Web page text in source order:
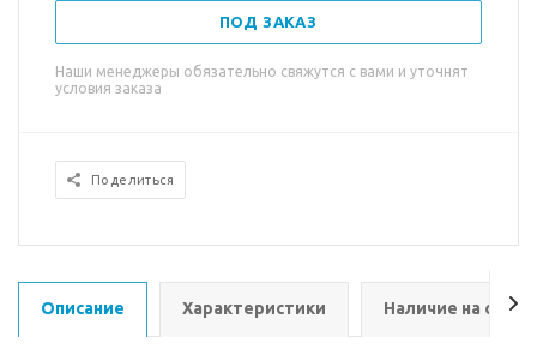
ПОД ЗАКАЗ
Наши менеджеры обязательно свяжутся с вами и уточнят
условия заказа
Поделиться
Описание Характеристики Наличие на